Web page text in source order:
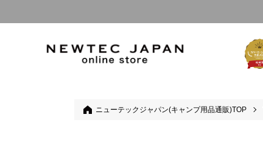
ニューテックジャパン(キャンプ用品通販)TOP